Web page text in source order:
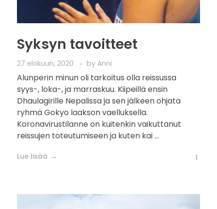
Syksyn tavoitteet
27 elokuun, 2020 by Anni
Alunperin minun oli tarkoitus olla reissussa
syys-, loka-, ja marraskuu. Kiipeillä ensin
Dhaulagirille Nepalissa ja sen jälkeen ohjata
ryhmä Gokyo laakson vaelluksella.
Koronavirustilanne on kuitenkin vaikuttanut
reissujen toteutumiseen ja kuten kai ...
Lue lisää 1